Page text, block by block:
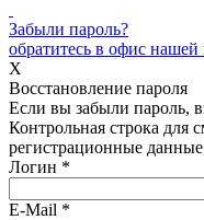
Забыли пароль?
обратитесь в офис
X
Восстановление пароля
Если вы забыли пароль,
Контрольная строка для
регистрационные
Логин *
E-Mail *